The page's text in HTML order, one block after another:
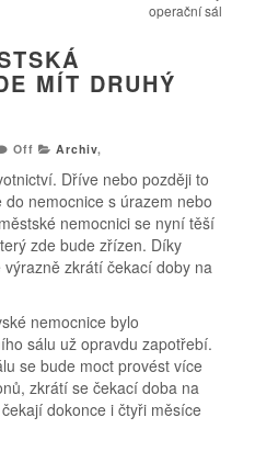
operační sál
MÍT DRUHÝ
Off Archiv,
Dříve nebo později to
nemocnice s úrazem nebo
nemocnici se nyní těší
zde bude zřízen. Díky
zkrátí čekací doby na
nemocnice bylo
sálu už opravdu zapotřebí.
se bude moct provést více
zkrátí se čekací doba na
dokonce i čtyři měsíce